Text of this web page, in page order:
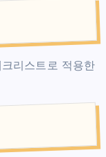
리스트로 적용한